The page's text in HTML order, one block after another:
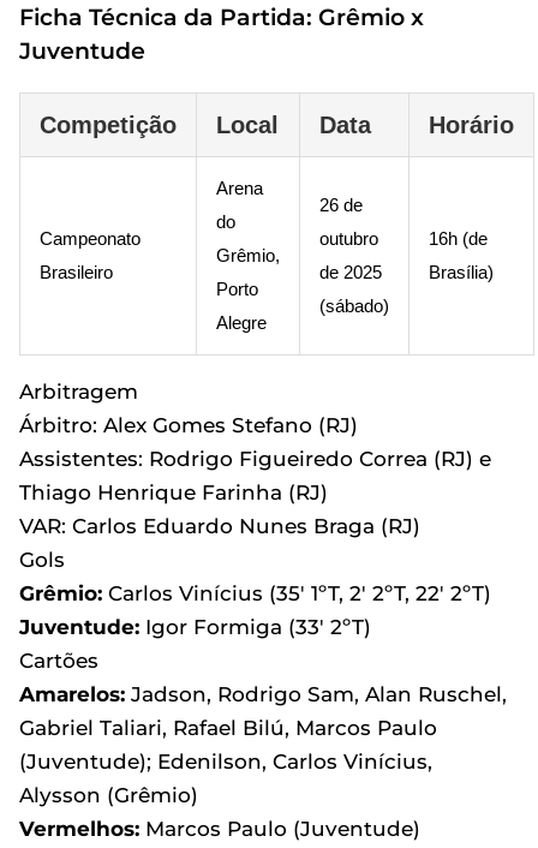
Ficha Técnica da Partida: Grêmio x
Juventude
Competição Local Data Horário
Campeonato
Brasileiro
Arena
do
Grêmio,
Porto
Alegre
26 de
outubro
de 2025
(sábado)
16h (de
Brasília)
Arbitragem
Árbitro: Alex Gomes Stefano (RJ)
Assistentes: Rodrigo Figueiredo Correa (RJ) e
Thiago Henrique Farinha (RJ)
VAR: Carlos Eduardo Nunes Braga (RJ)
Gols
Grêmio: Carlos Vinícius (35' 1ºT, 2' 2ºT, 22' 2ºT)
Juventude: Igor Formiga (33' 2ºT)
Cartões
Amarelos: Jadson, Rodrigo Sam, Alan Ruschel,
Gabriel Taliari, Rafael Bilú, Marcos Paulo
(Juventude); Edenilson, Carlos Vinícius,
Alysson (Grêmio)
Vermelhos: Marcos Paulo (Juventude)